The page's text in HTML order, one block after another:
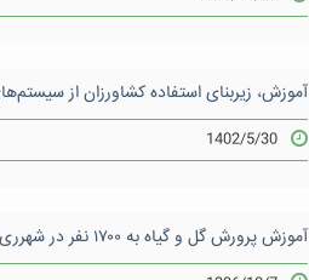
آموزش، زیربنای استفاده کشاورزان از
1402/5/30
آموزش پرورش گل و گیاه به ۱۷۰۰ نفر در شهرری